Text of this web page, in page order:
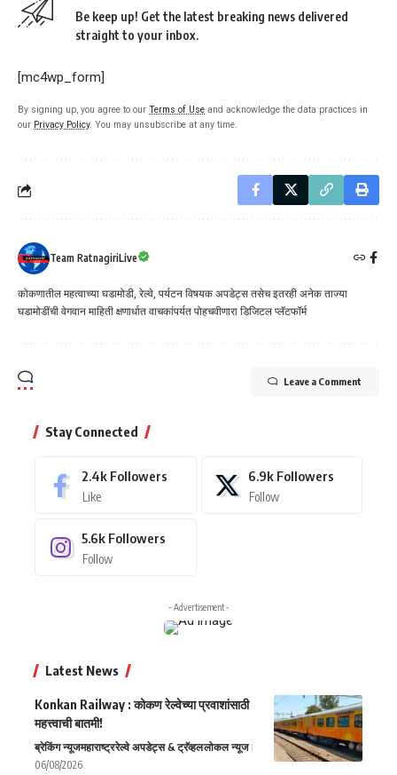
Be keep up! Get the latest breaking news delivered
straight to your inbox.
[mc4wp_form]
By signing up, you agree to our Terms of Use and acknowledge the data practices in
our Privacy Policy. You may unsubscribe at any time.
Team RatnagiriLive
कोकणातील महत्वाच्या घडामोडी, रेल्वे, पर्यटन विषयक अपडेट्स तसेच इतरही अनेक ताज्या
घडामोडींची वेगवान माहिती क्षणार्धात वाचकांपर्यत पोहचवीणारा डिजिटल प्लॅटफॉर्म
Leave a Comment
Stay Connected
2.4k Followers
Like
6.9k Followers
Follow
5.6k Followers
Follow
- Advertisement -
Latest News
Konkan Railway : कोकण रेल्वेच्या प्रवाशांसाठी
महत्त्वाची बातमी!
ब्रेकिंग न्यूजमहाराष्ट्ररेल्वे अपडेट्स & ट्रॅव्हललोकल न्यूज
06/08/2026